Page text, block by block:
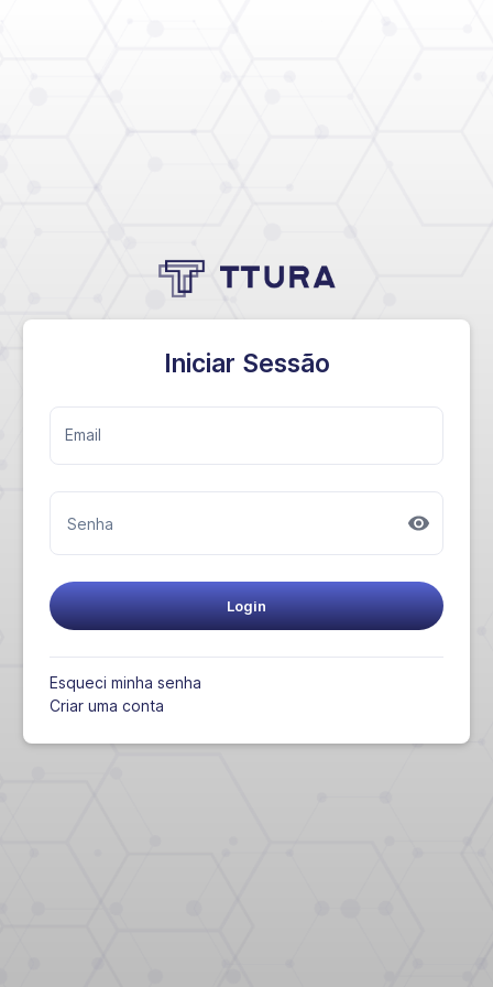
Iniciar Sessão
Email
Senha
Login
Esqueci minha senha
Criar uma conta